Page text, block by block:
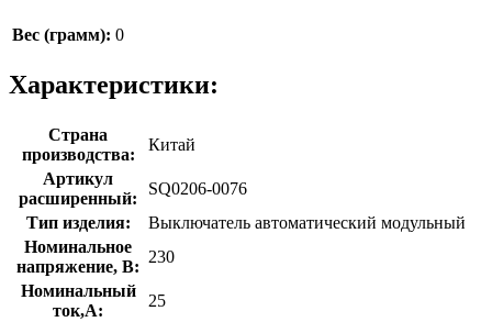
Вес (грамм): 0
Характеристики:
Страна
производства:
Китай
Артикул
расширенный:
SQ0206-0076
Тип изделия:
Выключатель автоматический модульный
Номинальное
напряжение, В:
230
Номинальный
ток,А:
25